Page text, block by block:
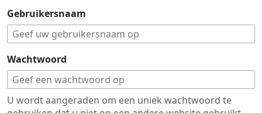
Gebruikersnaam
Wachtwoord
U wordt aangeraden om een uniek wachtwoord te